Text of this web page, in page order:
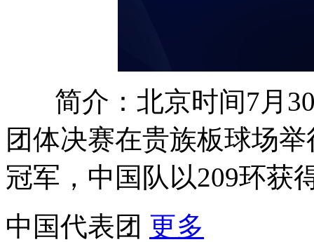
简介：北京时间7月
团体决赛在贵族板球场
冠军，中国队以209环获
中国代表团 更多